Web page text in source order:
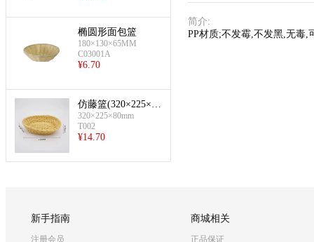
椭圆形面包篮
180×130×65MM
C03001A
¥6.70
仿藤篮(320×225×80
mm-椭圆形)
320×225×80mm
T002
¥14.70
简介:
PP材质;不发霉,不发黑,无毒,
新手指南
注册会员
商城相关
正品保证